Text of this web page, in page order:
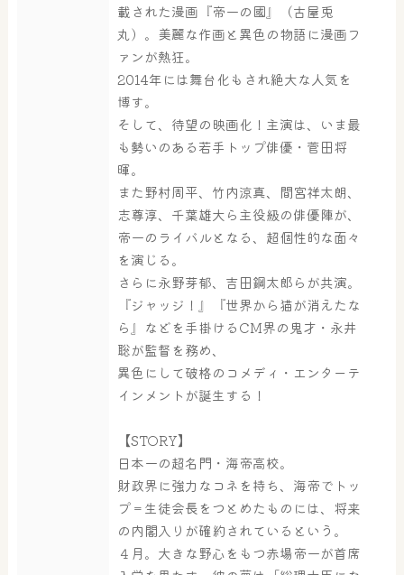
サウナ・岩盤浴
屋内レジャープール グルメ
奈良わんぱくランド
はしゃきっズ
ボディケア
その他施設 ご宿泊
載された漫画『帝一の國』（古屋兎
丸）。美麗な作画と異色の物語に漫画フ
ァンが熱狂。
2014年には舞台化もされ絶大な人気を
博す。
そして、待望の映画化！主演は、いま最
も勢いのある若手トップ俳優・菅田将
暉。
また野村周平、竹内涼真、間宮祥太朗、
志尊淳、千葉雄大ら主役級の俳優陣が、
帝一のライバルとなる、超個性的な面々
を演じる。
さらに永野芽郁、吉田鋼太郎らが共演。
『ジャッジ！』『世界から猫が消えたな
ら』などを手掛けるCM界の鬼才・永井
聡が監督を務め、
異色にして破格のコメディ・エンターテ
インメントが誕生する！
【STORY】
日本一の超名門・海帝高校。
財政界に強力なコネを持ち、海帝でトッ
プ＝生徒会長をつとめたものには、将来
の内閣入りが確約されているという。
４月。大きな野心をもつ赤場帝一が首席